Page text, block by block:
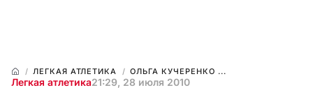
ЛЕГКАЯ АТЛЕТИКА ОЛЬГА КУЧЕРЕНКО ...
Легкая атлетика21:29, 28 июля 2010